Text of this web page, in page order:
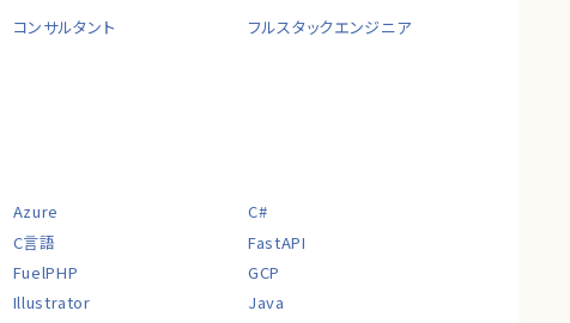
コンサルタント
フルスタックエンジニア
Azure
C#
C言語
FastAPI
FuelPHP
GCP
Illustrator
Java